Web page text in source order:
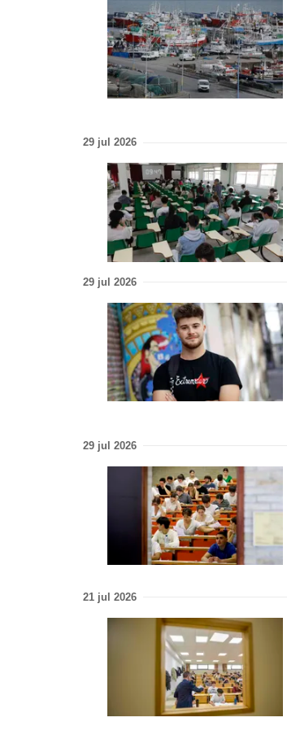
29 jul 2026
29 jul 2026
29 jul 2026
21 jul 2026